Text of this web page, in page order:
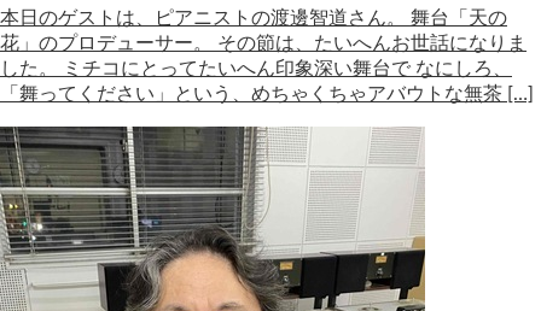
本日のゲストは、ピアニストの渡邊智道さん。 舞台「天の
花」のプロデューサー。 その節は、たいへんお世話になりま
した。 ミチコにとってたいへん印象深い舞台で なにしろ、
「舞ってください」という、めちゃくちゃアバウトな無茶 […]